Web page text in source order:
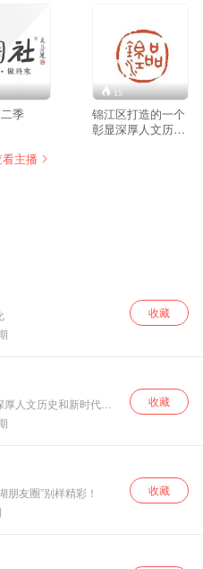
季
15
锦江区打造的一个
彰显深厚人文历史
主播
收藏
人文历史和新时代发
收藏
朋友圈”别样精彩！
收藏